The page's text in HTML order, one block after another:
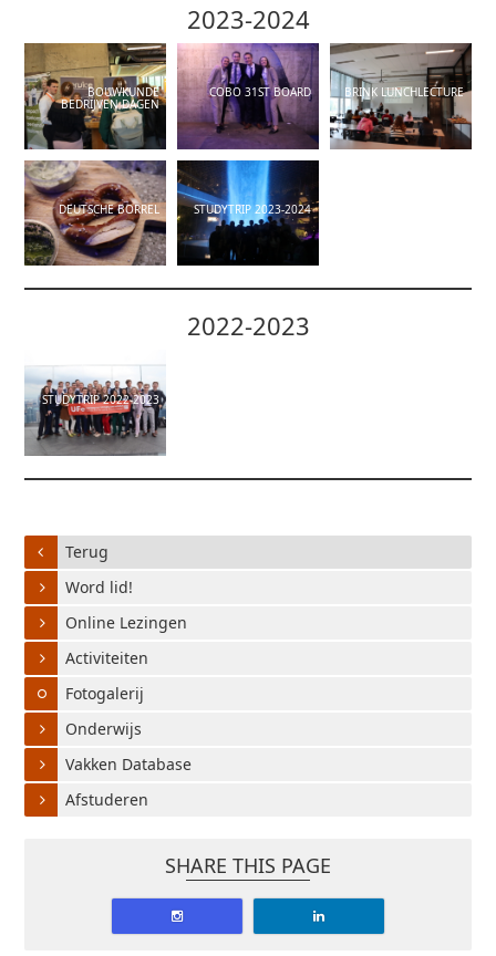
2023-2024
BOUWKUNDE
BEDRIJVEN DAGEN
COBO 31ST BOARD BRINK LUNCHLECTURE
DEUTSCHE BORREL STUDYTRIP 2023-2024
2022-2023
STUDYTRIP 2022-2023
Terug
Word lid!
Online Lezingen
Activiteiten
Fotogalerij
Onderwijs
Vakken Database
Afstuderen
SHARE THIS PAGE